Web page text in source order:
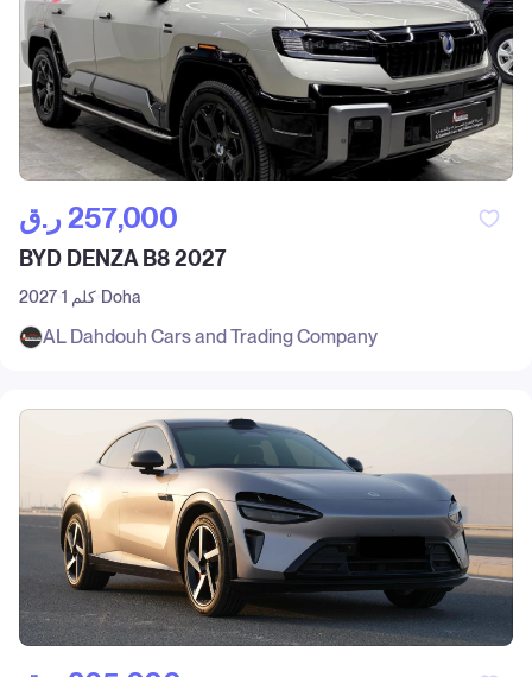
ر.ق‎ 257,000
BYD DENZA B8 2027
2027 1 كلم Doha
AL Dahdouh Cars and Trading Company